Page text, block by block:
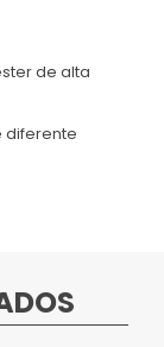
de alta
diferente